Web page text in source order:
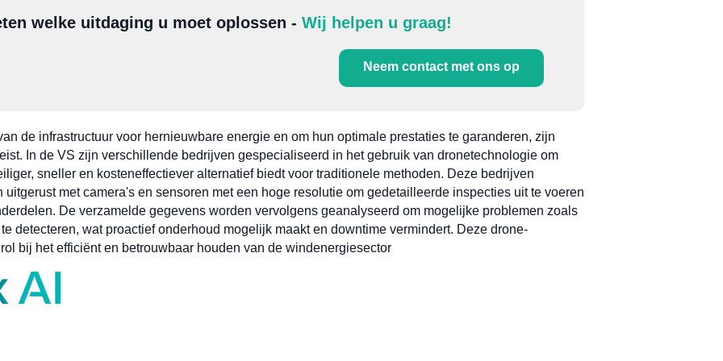
welke uitdaging u moet oplossen - Wij helpen u graag!
Neem contact met ons op
de infrastructuur voor hernieuwbare energie en om hun optimale prestaties te garanderen, zijn
In de VS zijn verschillende bedrijven gespecialiseerd in het gebruik van dronetechnologie om
sneller en kosteneffectiever alternatief biedt voor traditionele methoden. Deze bedrijven
met camera's en sensoren met een hoge resolutie om gedetailleerde inspecties uit te voeren
De verzamelde gegevens worden vervolgens geanalyseerd om mogelijke problemen zoals
detecteren, wat proactief onderhoud mogelijk maakt en downtime vermindert. Deze drone-
bij het efficiënt en betrouwbaar houden van de windenergiesector